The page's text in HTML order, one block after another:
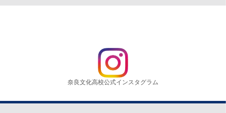
奈良文化高校公式インスタグラム